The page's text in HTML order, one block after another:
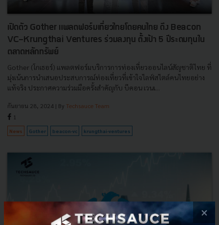
เปิดตัว Gother แพลตฟอร์มเที่ยวไทยโดยคนไทย ดึง Beacon
VC-Krungthai Ventures ร่วมลงทุน ตั้งเป้า 5 ปีระดมทุนใน
ตลาดหลักทรัพย์
Gother (โกเธอร์) แพลตฟอร์มบริการการท่องเที่ยวออนไลน์สัญชาติไทย ที่
มุ่งเน้นการนำเสนอประสบการณ์ท่องเที่ยวที่เข้าใจไลฟ์สไตล์คนไทยอย่าง
แท้จริง ประกาศความร่วมมือครั้งสำคัญกับ บีคอน เวนเ...
กันยายน 28, 2024 | By Techsauce Team
1
News Gother beacon-vc krungthai-ventures
×